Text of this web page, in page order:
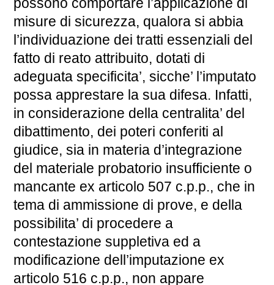
misure di sicurezza, qualora si abbia
l’individuazione dei tratti essenziali del
fatto di reato attribuito, dotati di
adeguata specificita’, sicche’ l’imputato
possa apprestare la sua difesa. Infatti,
in considerazione della centralita’ del
dibattimento, dei poteri conferiti al
giudice, sia in materia d’integrazione
del materiale probatorio insufficiente o
mancante ex articolo 507 c.p.p., che in
tema di ammissione di prove, e della
possibilita’ di procedere a
contestazione suppletiva ed a
modificazione dell’imputazione ex
articolo 516 c.p.p., non appare